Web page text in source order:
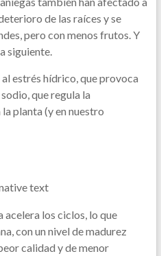
de las raíces y se
pero con menos frutos. Y
siguiente.
estrés hídrico, que provoca
que regula la
planta (y en nuestro
acelera los ciclos, lo que
con un nivel de madurez
calidad y de menor